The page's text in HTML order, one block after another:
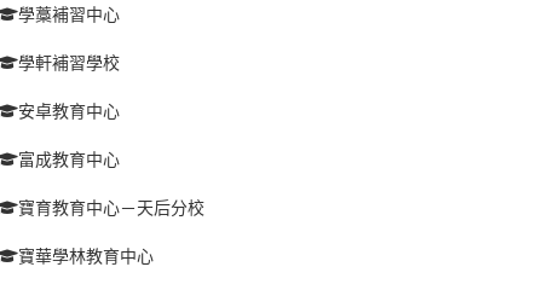
學藁補習中心
學軒補習學校
安卓教育中心
富成教育中心
寶育教育中心－天后分校
寶華學林教育中心